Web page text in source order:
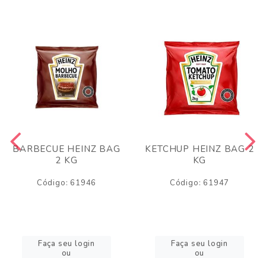
BARBECUE HEINZ BAG
2 KG
Código: 61946
Faça seu login
ou
KETCHUP HEINZ BAG 2
KG
Código: 61947
Faça seu login
ou